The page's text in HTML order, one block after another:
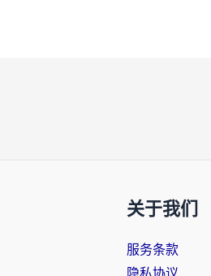
关于我们
服务条款